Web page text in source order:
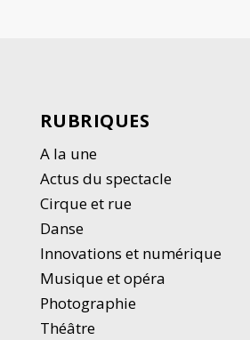
RUBRIQUES
A la une
Actus du spectacle
Cirque et rue
Danse
Innovations et numérique
Musique et opéra
Photographie
Théâtre